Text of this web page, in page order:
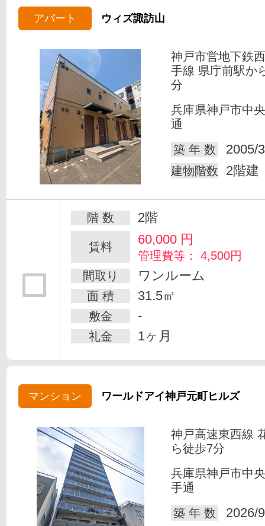
アパート ウィズ諏訪山
神戸市営地下鉄
手線 県庁前駅か
分
兵庫県神戸市中
通
築 年 数
2005/
建物階数 2階建
階 数 2階
賃料 60,000 円
管理費等： 4,500円
間取り
ワンルーム
面 積 31.5㎡
敷金 -
礼金 1ヶ月
マンション ワールドアイ神戸元町ヒルズ
神戸高速東西線
ら徒歩7分
兵庫県神戸市中
手通
築 年 数
2026/